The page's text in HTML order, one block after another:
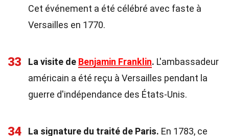
Cet événement a été célébré avec faste à
Versailles en 1770.
33 La visite de Benjamin Franklin. L'ambassadeur
américain a été reçu à Versailles pendant la
guerre d'indépendance des États-Unis.
34 La signature du traité de Paris. En 1783, ce